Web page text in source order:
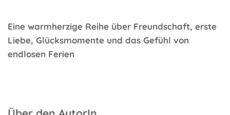
Eine warmherzige Reihe über Freundschaft, erste
Liebe, Glücksmomente und das Gefühl von
endlosen Ferien